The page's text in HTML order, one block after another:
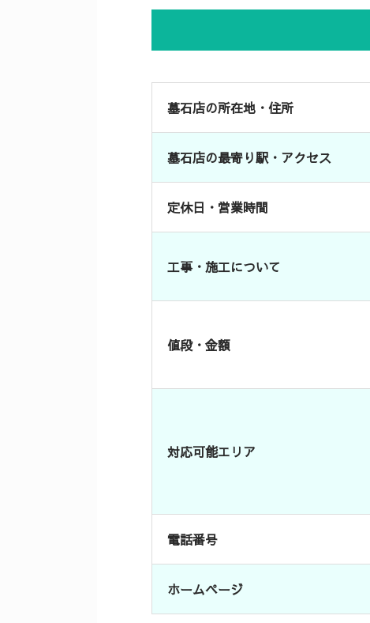
墓石店の所在地・住所
墓石店の最寄り駅・アクセス
定休日・営業時間
工事・施工について
値段・金額
対応可能エリア
電話番号
ホームページ